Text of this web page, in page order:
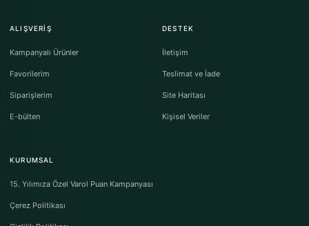
ALIŞVERIŞ
Kampanyalı Ürünler
Favorilerim
Siparişlerim
E-bülten
DESTEK
İletişim
Teslimat ve İade
Site Haritası
Kişisel Veriler
KURUMSAL
15. Yılımıza Özel Varol Puan Kampanyası
Çerez Politikası